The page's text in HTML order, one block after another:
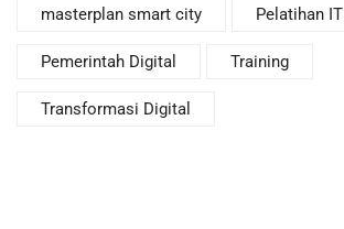
masterplan smart city Pelatihan IT
Pemerintah Digital Training
Transformasi Digital